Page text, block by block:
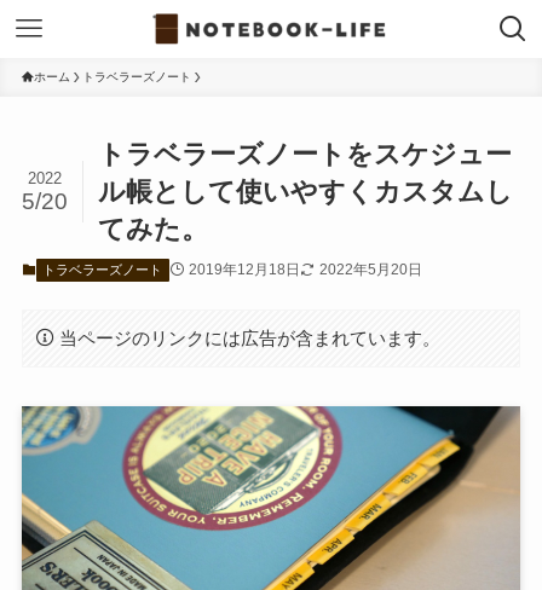
ホーム トラベラーズノート
トラベラーズノートをスケジュー
ル帳として使いやすくカスタムし
てみた。
2022
5/20
トラベラーズノート 2019年12月18日 2022年5月20日
当ページのリンクには広告が含まれています。